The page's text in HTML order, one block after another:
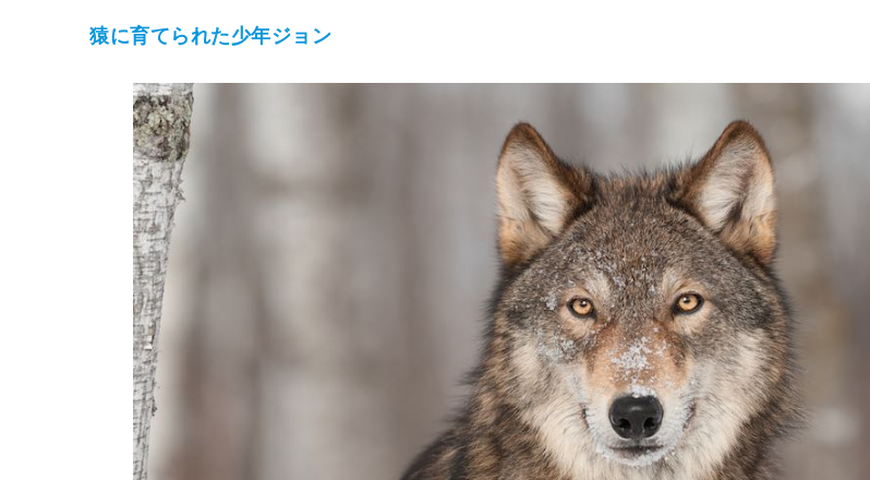
猿に育てられた少年ジョン